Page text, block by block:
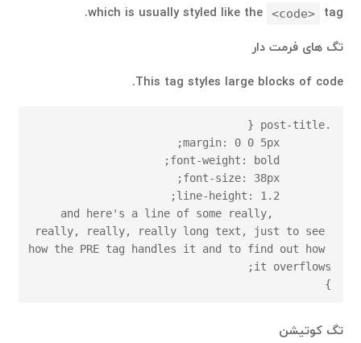
which is usually styled like the
<code> tag.
تگ های فرمت دار
This tag styles large blocks of code.
	and here's a line of some really,
really, really, really long text, just to see
how the PRE tag handles it and to find out how
}
تگ کوتیشن